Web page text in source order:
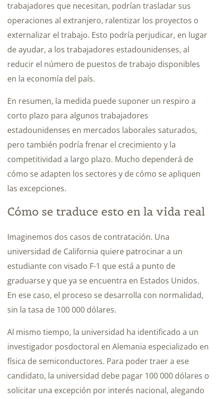
trabajadores que necesitan, podrían trasladar sus
operaciones al extranjero, ralentizar los proyectos o
externalizar el trabajo. Esto podría perjudicar, en lugar
de ayudar, a los trabajadores estadounidenses, al
reducir el número de puestos de trabajo disponibles
en la economía del país.
En resumen, la medida puede suponer un respiro a
corto plazo para algunos trabajadores
estadounidenses en mercados laborales saturados,
pero también podría frenar el crecimiento y la
competitividad a largo plazo. Mucho dependerá de
cómo se adapten los sectores y de cómo se apliquen
las excepciones.
Cómo se traduce esto en la vida real
Imaginemos dos casos de contratación. Una
universidad de California quiere patrocinar a un
estudiante con visado F-1 que está a punto de
graduarse y que ya se encuentra en Estados Unidos.
En ese caso, el proceso se desarrolla con normalidad,
sin la tasa de 100 000 dólares.
Al mismo tiempo, la universidad ha identificado a un
investigador posdoctoral en Alemania especializado en
física de semiconductores. Para poder traer a ese
candidato, la universidad debe pagar 100 000 dólares o
solicitar una excepción por interés nacional, alegando